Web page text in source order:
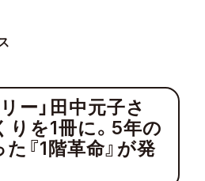
ー」田中元子さ
りを1冊に。5年の
『1階革命』が発